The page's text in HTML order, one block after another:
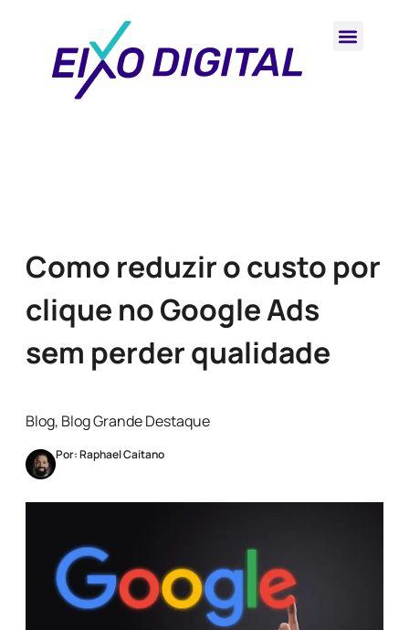
Como reduzir o custo por
clique no Google Ads
sem perder qualidade
Blog, Blog Grande Destaque
Por: Raphael Caitano